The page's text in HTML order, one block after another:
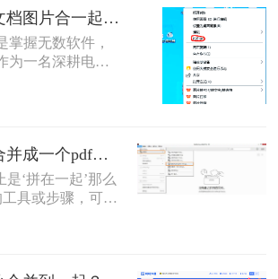
的方法来合并多
pdf怎么把三个文档图片合一起？三招搞定，最后一招在线即用无门槛！
掌握无数软件，
为一名深耕电脑
博主，小编经常
助：“手头有三
如何把多个pdf合并成一个pdf？5种高效合并方法详解！
‘拼在一起’那么
具或步骤，可能
面目全
年，处理过上